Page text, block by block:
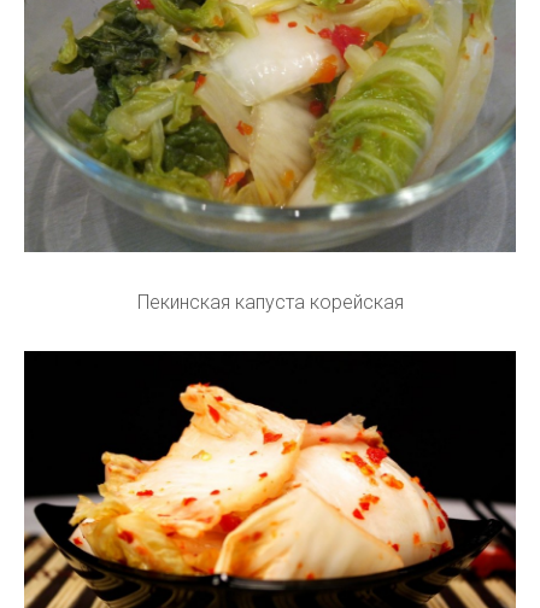
Пекинская капуста корейская